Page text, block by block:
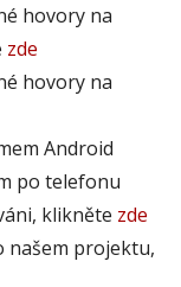
hovory na
zde
hovory na
Android
po telefonu
klikněte zde
našem projektu,